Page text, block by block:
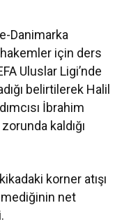
Danimarka
için ders
Uluslar Ligi’nde
belirtilerek Halil
İbrahim
kaldığı
korner atışı
net